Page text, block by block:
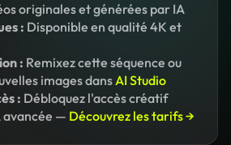
originales et générées par IA
: Disponible en qualité 4K et
: Remixez cette séquence ou
images dansAI Studio
: Débloquez l'accès créatif
avancée — Découvrez les tarifs →